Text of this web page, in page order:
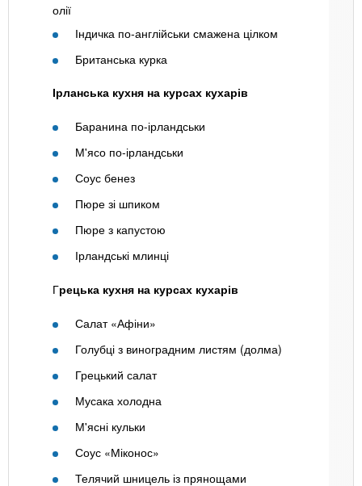
олії
Індичка по-англійськи смажена цілком
Британська курка
Ірланська кухня на курсах кухарів
Баранина по-ірландськи
М'ясо по-ірландськи
Соус бенез
Пюре зі шпиком
Пюре з капустою
Ірландські млинці
Грецька кухня на курсах кухарів
Салат «Афіни»
Голубці з виноградним листям (долма)
Грецький салат
Мусака холодна
М'ясні кульки
Соус «Міконос»
Телячий шницель із прянощами